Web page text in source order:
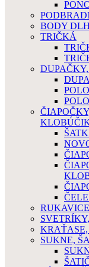
BODY
TRIČKÁ
RUKAVICE
SUKNE,